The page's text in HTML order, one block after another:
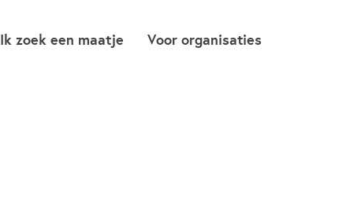
Ik zoek een maatje Voor organisaties